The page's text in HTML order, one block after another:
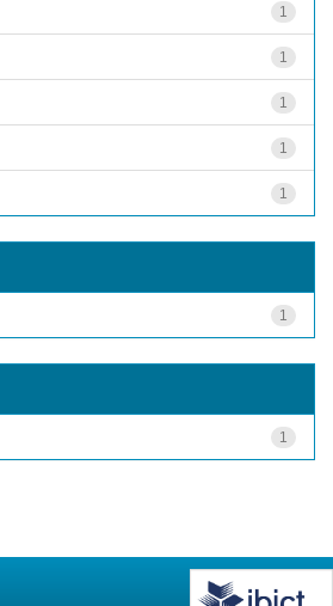
1
1
1
1
1
1
1